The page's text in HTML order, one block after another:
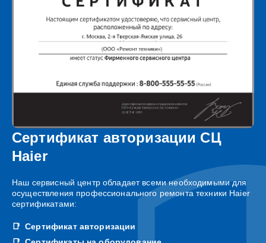
Сертификат авторизации СЦ
Haier
Наш сервисный центр обладает всеми необходимыми для
осуществления профессионального ремонта техники Haier
сертификатами:
Сертификат авторизации